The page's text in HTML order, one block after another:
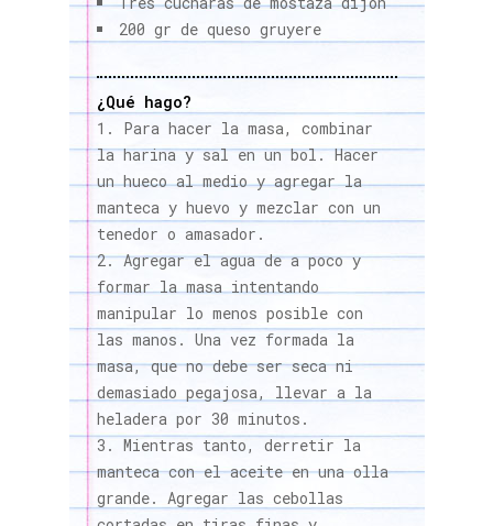
200 gr de queso gruyere
¿Qué hago?
Para hacer la masa, combinar
la harina y sal en un bol. Hacer
un hueco al medio y agregar la
manteca y huevo y mezclar con un
tenedor o amasador.
Agregar el agua de a poco y
formar la masa intentando
manipular lo menos posible con
las manos. Una vez formada la
masa, que no debe ser seca ni
demasiado pegajosa, llevar a la
heladera por 30 minutos.
Mientras tanto, derretir la
manteca con el aceite en una olla
grande. Agregar las cebollas